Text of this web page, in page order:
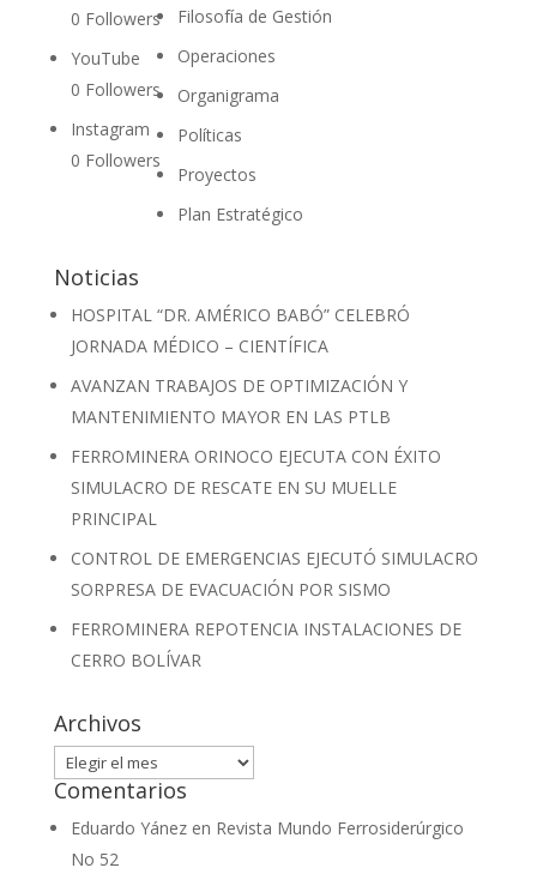
0 Followers
YouTube
0 Followers
Instagram
0 Followers
Filosofía de Gestión
Operaciones
Organigrama
Políticas
Proyectos
Plan Estratégico
Noticias
HOSPITAL “DR. AMÉRICO BABÓ” CELEBRÓ
JORNADA MÉDICO – CIENTÍFICA
AVANZAN TRABAJOS DE OPTIMIZACIÓN Y
MANTENIMIENTO MAYOR EN LAS PTLB
FERROMINERA ORINOCO EJECUTA CON ÉXITO
SIMULACRO DE RESCATE EN SU MUELLE
PRINCIPAL
CONTROL DE EMERGENCIAS EJECUTÓ SIMULACRO
SORPRESA DE EVACUACIÓN POR SISMO
FERROMINERA REPOTENCIA INSTALACIONES DE
CERRO BOLÍVAR
Archivos
Archivos
Comentarios
Eduardo Yánezen Revista Mundo Ferrosiderúrgico
No 52